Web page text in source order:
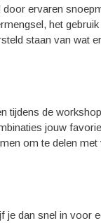
ervaren
het
staan van wat
tijdens de
jouw
om te delen met
je dan snel in voor